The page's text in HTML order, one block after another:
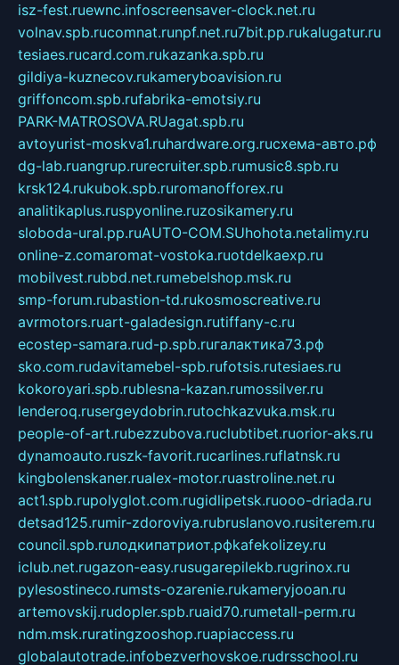
isz-fest.ruewnc.infoscreensaver-clock.net.ru
volnav.spb.rucomnat.runpf.net.ru7bit.pp.rukalugatur.ru
tesiaes.rucard.com.rukazanka.spb.ru
gildiya-kuznecov.rukameryboavision.ru
griffoncom.spb.rufabrika-emotsiy.ru
PARK-MATROSOVA.RUagat.spb.ru
avtoyurist-moskva1.ruhardware.org.ruсхема-авто.рф
dg-lab.ruangrup.rurecruiter.spb.rumusic8.spb.ru
krsk124.rukubok.spb.ruromanofforex.ru
analitikaplus.ruspyonline.ruzosikamery.ru
sloboda-ural.pp.ruAUTO-COM.SUhohota.netalimy.ru
online-z.comaromat-vostoka.ruotdelkaexp.ru
mobilvest.rubbd.net.rumebelshop.msk.ru
smp-forum.rubastion-td.rukosmoscreative.ru
avrmotors.ruart-galadesign.rutiffany-c.ru
ecostep-samara.rud-p.spb.ruгалактика73.рф
sko.com.rudavitamebel-spb.rufotsis.rutesiaes.ru
kokoroyari.spb.rublesna-kazan.rumossilver.ru
lenderoq.rusergeydobrin.rutochkazvuka.msk.ru
people-of-art.rubezzubova.ruclubtibet.ruorior-aks.ru
dynamoauto.ruszk-favorit.rucarlines.ruflatnsk.ru
kingbolenskaner.rualex-motor.ruastroline.net.ru
act1.spb.rupolyglot.com.rugidlipetsk.ruooo-driada.ru
detsad125.rumir-zdoroviya.rubruslanovo.rusiterem.ru
council.spb.ruлодкипатриот.рфkafekolizey.ru
iclub.net.rugazon-easy.rusugarepilekb.rugrinox.ru
pylesostineco.rumsts-ozarenie.rukameryjooan.ru
artemovskij.rudopler.spb.ruaid70.rumetall-perm.ru
ndm.msk.ruratingzooshop.ruapiaccess.ru
globalautotrade.infobezverhovskoe.rudrsschool.ru